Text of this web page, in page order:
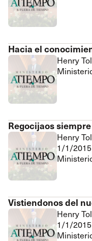
Hacia el
Henry
Regocijaos siempre
Henry
1/1/2015
Vistiendonos del
Henry
1/1/2015